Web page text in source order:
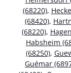
(68220),
(68420),
(68220),
Habsheim
(68250),
Guémar